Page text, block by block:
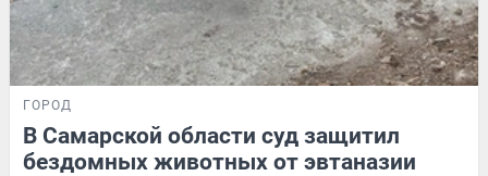
ГОРОД
В Самарской области суд защитил
бездомных животных от эвтаназии